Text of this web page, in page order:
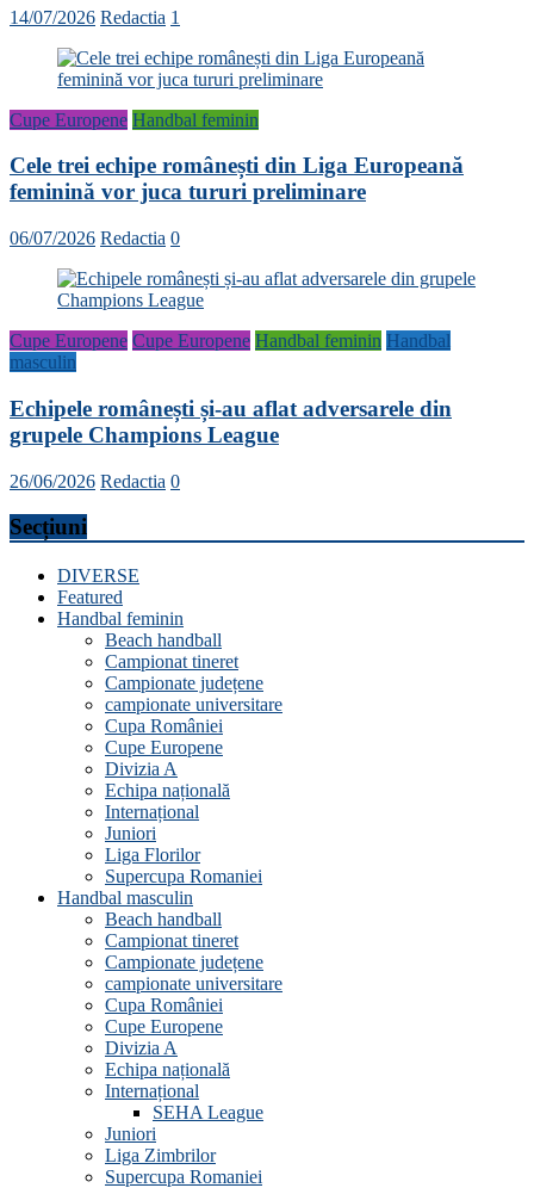
14/07/2026 Redactia 1
Cupe Europene Handbal feminin
Cele trei echipe românești din Liga Europeană
feminină vor juca tururi preliminare
06/07/2026 Redactia 0
Cupe Europene Cupe Europene Handbal feminin Handbal
masculin
Echipele românești și-au aflat adversarele din
grupele Champions League
26/06/2026 Redactia 0
Secțiuni
DIVERSE
Featured
Handbal feminin
Beach handball
Campionat tineret
Campionate județene
campionate universitare
Cupa României
Cupe Europene
Divizia A
Echipa națională
Internațional
Juniori
Liga Florilor
Supercupa Romaniei
Handbal masculin
Beach handball
Campionat tineret
Campionate județene
campionate universitare
Cupa României
Cupe Europene
Divizia A
Echipa națională
Internațional
SEHA League
Juniori
Liga Zimbrilor
Supercupa Romaniei